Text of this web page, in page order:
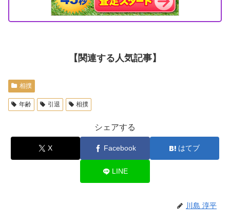
【関連する人気記事】
相撲
年齢 引退 相撲
シェアする
X Facebook はてブ
LINE
川島 淳平